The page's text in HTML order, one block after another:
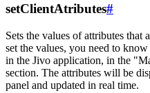
setClientAtributes#
Sets the values ​​of attributes
set the values, you need to
in the Jivo application, in the
section. The attributes will be
panel and updated in real time.